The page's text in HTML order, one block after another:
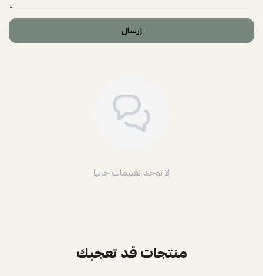
إرسال
لا توجد تقييمات حاليا
منتجات قد تعجبك